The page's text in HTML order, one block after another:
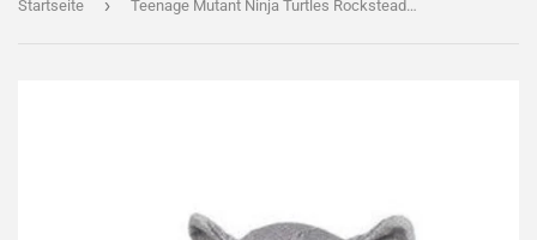
Startseite › Teenage Mutant Ninja Turtles Rocksteady Kuscheltier - 28 cm Plüschtier TMNT Stofftier